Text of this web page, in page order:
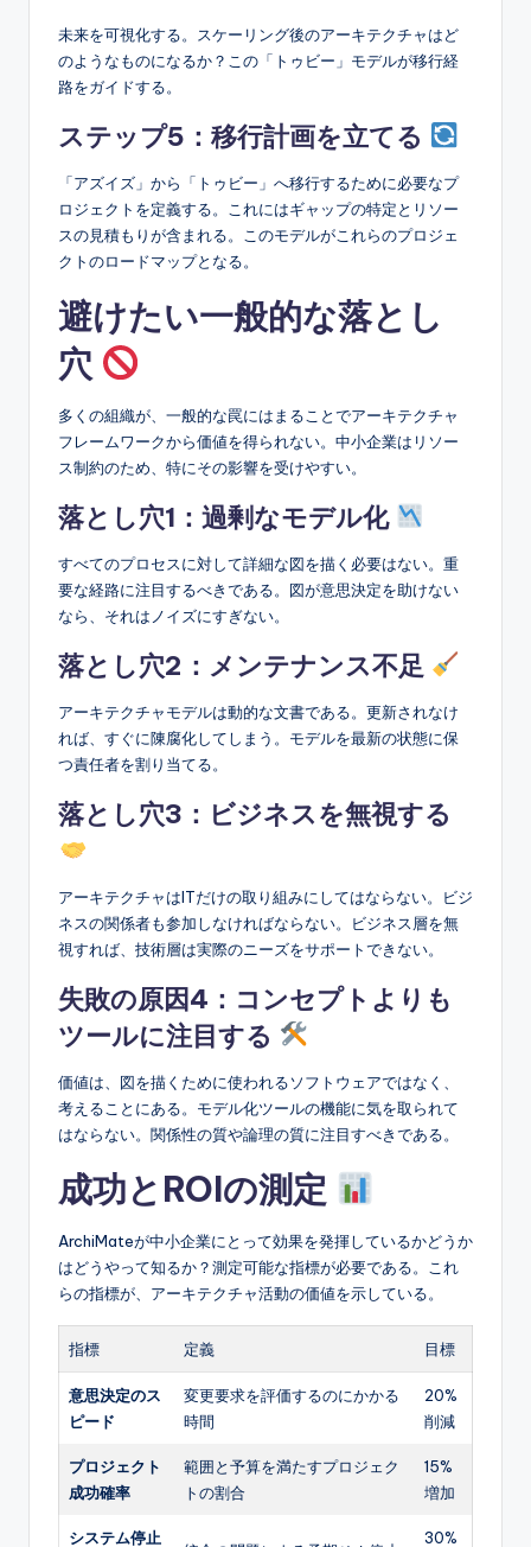
未来を可視化する。スケーリング後のアーキテクチャはど
のようなものになるか？この「トゥビー」モデルが移行経
路をガイドする。
ステップ5：移行計画を立てる
「アズイズ」から「トゥビー」へ移行するために必要なプ
ロジェクトを定義する。これにはギャップの特定とリソー
スの見積もりが含まれる。このモデルがこれらのプロジェ
クトのロードマップとなる。
避けたい一般的な落とし
穴
多くの組織が、一般的な罠にはまることでアーキテクチャ
フレームワークから価値を得られない。中小企業はリソー
ス制約のため、特にその影響を受けやすい。
落とし穴1：過剰なモデル化
すべてのプロセスに対して詳細な図を描く必要はない。重
要な経路に注目するべきである。図が意思決定を助けない
なら、それはノイズにすぎない。
落とし穴2：メンテナンス不足
アーキテクチャモデルは動的な文書である。更新されなけ
れば、すぐに陳腐化してしまう。モデルを最新の状態に保
つ責任者を割り当てる。
落とし穴3：ビジネスを無視する
アーキテクチャはITだけの取り組みにしてはならない。ビジ
ネスの関係者も参加しなければならない。ビジネス層を無
視すれば、技術層は実際のニーズをサポートできない。
失敗の原因4：コンセプトよりも
ツールに注目する
価値は、図を描くために使われるソフトウェアではなく、
考えることにある。モデル化ツールの機能に気を取られて
はならない。関係性の質や論理の質に注目すべきである。
成功とROIの測定
ArchiMateが中小企業にとって効果を発揮しているかどうか
はどうやって知るか？測定可能な指標が必要である。これ
らの指標が、アーキテクチャ活動の価値を示している。
指標 定義 目標
意思決定のス
ピード
変更要求を評価するのにかかる
時間
20%
削減
プロジェクト
成功確率
範囲と予算を満たすプロジェク
トの割合
15%
増加
システム停止 30%